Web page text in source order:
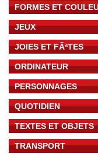
FORMES ET
JEUX
JOIES ET FÃªTES
ORDINATEUR
PERSONNAGES
QUOTIDIEN
TEXTES ET OBJETS
TRANSPORT